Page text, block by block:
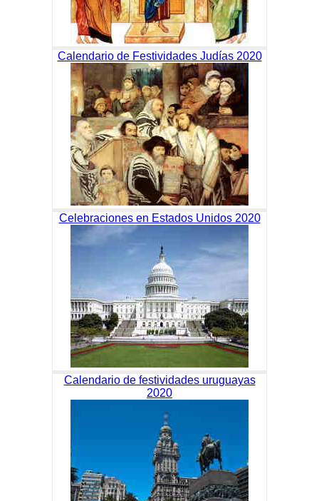
Calendario de Festividades Judías 2020
Celebraciones en Estados Unidos 2020
Calendario de festividades uruguayas
2020